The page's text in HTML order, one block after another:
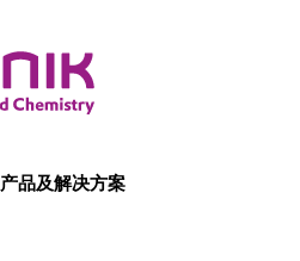
产品及解决方案